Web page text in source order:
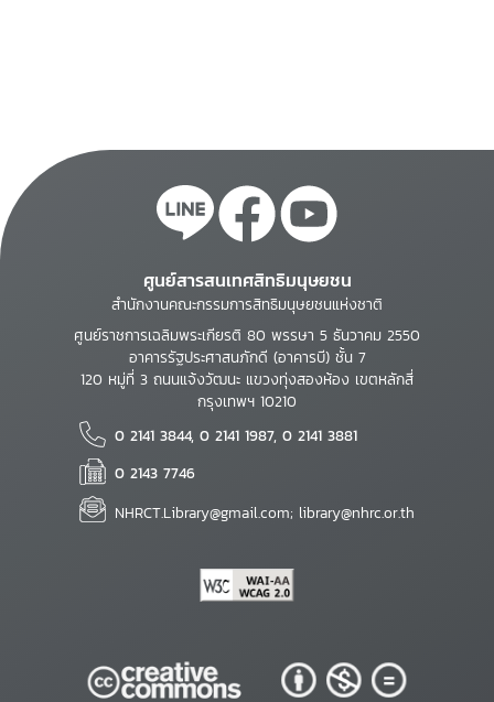
ศูนย์สารสนเทศสิทธิมนุษยชน
สำนักงานคณะกรรมการสิทธิมนุษยชนแห่งชาติ
ศูนย์ราชการเฉลิมพระเกียรติ 80 พรรษา 5 ธันวาคม 2550
อาคารรัฐประศาสนภักดี (อาคารบี) ชั้น 7
120 หมู่ที่ 3 ถนนแจ้งวัฒนะ แขวงทุ่งสองห้อง เขตหลักสี่
กรุงเทพฯ 10210
0 2141 3844, 0 2141 1987, 0 2141 3881
0 2143 7746
NHRCT.Library@gmail.com; library@nhrc.or.th